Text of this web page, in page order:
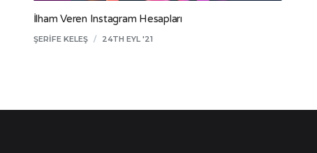
İlham Veren Instagram Hesapları
ŞERIFE KELEŞ / 24TH EYL '21